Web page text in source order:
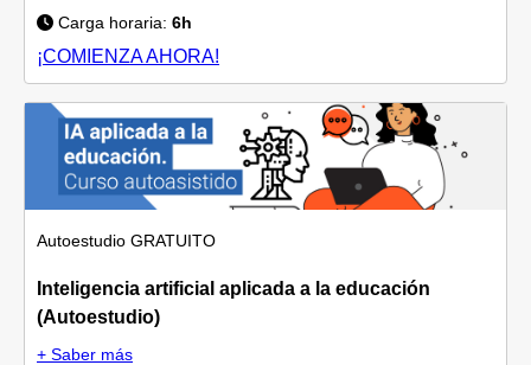
Carga horaria: 6h
¡COMIENZA AHORA!
Autoestudio GRATUITO
Inteligencia artificial aplicada a la educación
(Autoestudio)
+ Saber más